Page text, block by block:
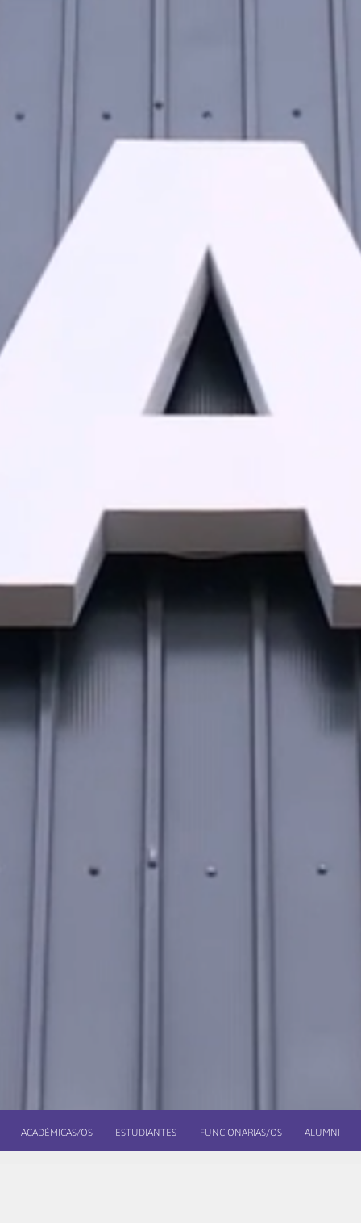
ACADÉMICAS/OS ESTUDIANTES FUNCIONARIAS/OS ALUMNI